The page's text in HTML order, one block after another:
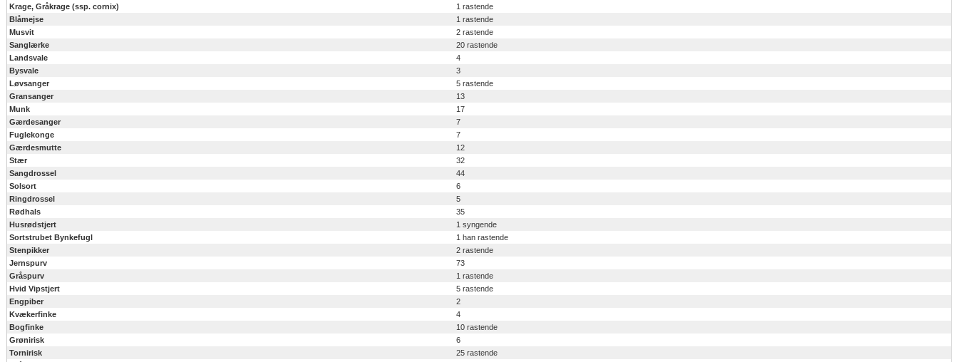
Krage, Gråkrage (ssp. cornix)
1 rastende
Blåmejse
1 rastende
Musvit
2 rastende
Sanglærke
20 rastende
Landsvale
4
Bysvale
3
Løvsanger
5 rastende
Gransanger
13
Munk
17
Gærdesanger
7
Fuglekonge
7
Gærdesmutte
12
Stær
32
Sangdrossel
44
Solsort
6
Ringdrossel
5
Rødhals
35
Husrødstjert
1 syngende
Sortstrubet Bynkefugl
1 han rastende
Stenpikker
2 rastende
Jernspurv
73
Gråspurv
1 rastende
Hvid Vipstjert
5 rastende
Engpiber
2
Kvækerfinke
4
Bogfinke
10 rastende
Grønirisk
6
Tornirisk
25 rastende